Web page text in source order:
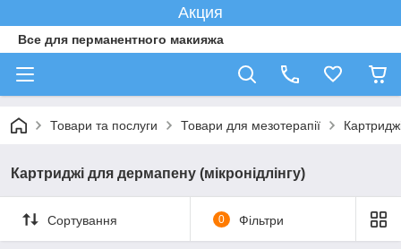
Акция
Все для перманентного макияжа
Товари та послуги Товари для мезотерапії
Картриджі для дермапену (мікронідлінгу)
Сортування 0 Фільтри